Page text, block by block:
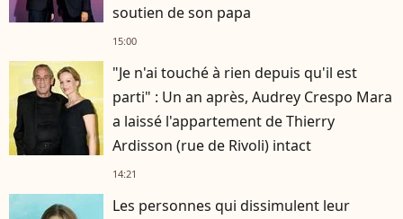
soutien de son papa
15:00
"Je n'ai touché à rien depuis qu'il est
parti" : Un an après, Audrey Crespo Mara
a laissé l'appartement de Thierry
Ardisson (rue de Rivoli) intact
14:21
Les personnes qui dissimulent leur